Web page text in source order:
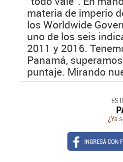
materia de imperio
los Worldwide
uno de los seis
2011 y 2016.
Panamá,
puntaje. Mirando
¿Ya